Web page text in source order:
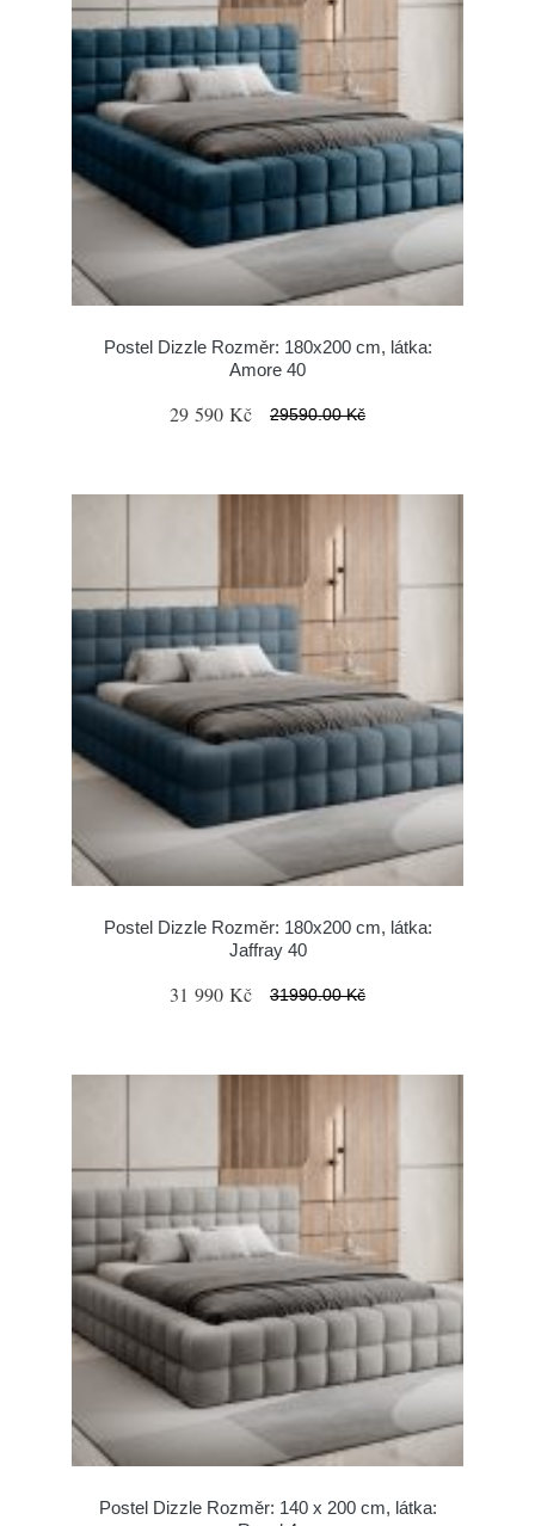
Postel Dizzle Rozměr: 180x200 cm, látka:
Amore 40
29 590 Kč 29590.00 Kč
Postel Dizzle Rozměr: 180x200 cm, látka:
Jaffray 40
31 990 Kč 31990.00 Kč
Postel Dizzle Rozměr: 140 x 200 cm, látka: